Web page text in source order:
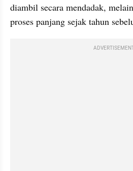
diambil secara mendadak,
proses panjang sejak tahun